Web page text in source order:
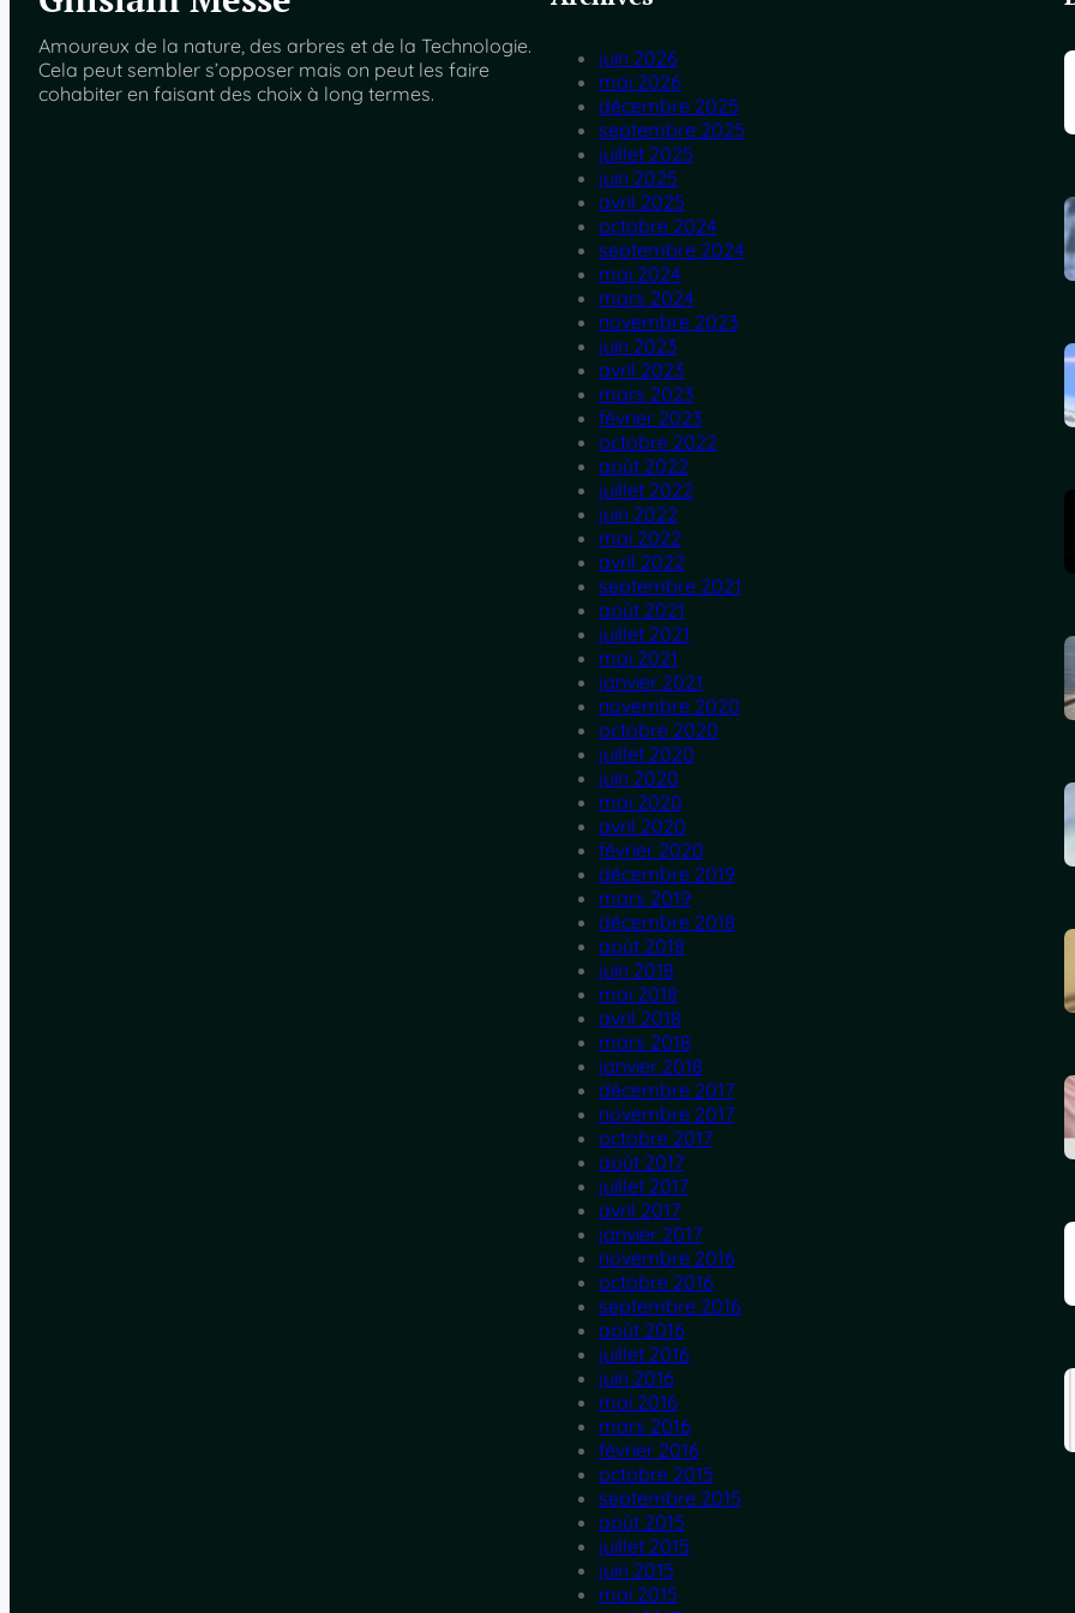
Amoureux de la nature, des arbres et de la Technologie.
Cela peut sembler s’opposer mais on peut les faire
cohabiter en faisant des choix à long termes.
juin 2026
mai 2026
décembre 2025
septembre 2025
juillet 2025
juin 2025
avril 2025
octobre 2024
septembre 2024
mai 2024
mars 2024
novembre 2023
juin 2023
avril 2023
mars 2023
février 2023
octobre 2022
août 2022
juillet 2022
juin 2022
mai 2022
avril 2022
septembre 2021
août 2021
juillet 2021
mai 2021
janvier 2021
novembre 2020
octobre 2020
juillet 2020
juin 2020
mai 2020
avril 2020
février 2020
décembre 2019
mars 2019
décembre 2018
août 2018
juin 2018
mai 2018
avril 2018
mars 2018
janvier 2018
décembre 2017
novembre 2017
octobre 2017
août 2017
juillet 2017
avril 2017
janvier 2017
novembre 2016
octobre 2016
septembre 2016
août 2016
juillet 2016
juin 2016
mai 2016
mars 2016
février 2016
octobre 2015
septembre 2015
août 2015
juillet 2015
juin 2015
mai 2015